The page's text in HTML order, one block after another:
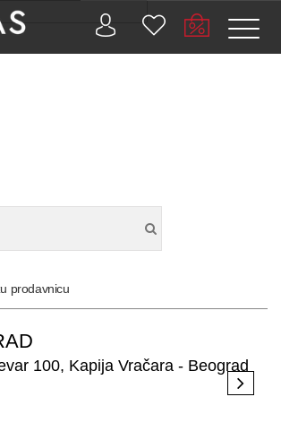
prodavnicu
100, Kapija Vračara - Beograd